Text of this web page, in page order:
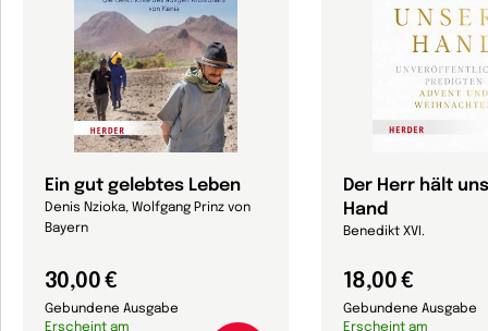
Ein gut gelebtes Leben
Denis Nzioka, Wolfgang Prinz von
Bayern
30,00 €
Gebundene Ausgabe
Erscheint am
Der Herr hält
Hand
Benedikt XVI.
18,00 €
Gebundene Ausgabe
Erscheint am